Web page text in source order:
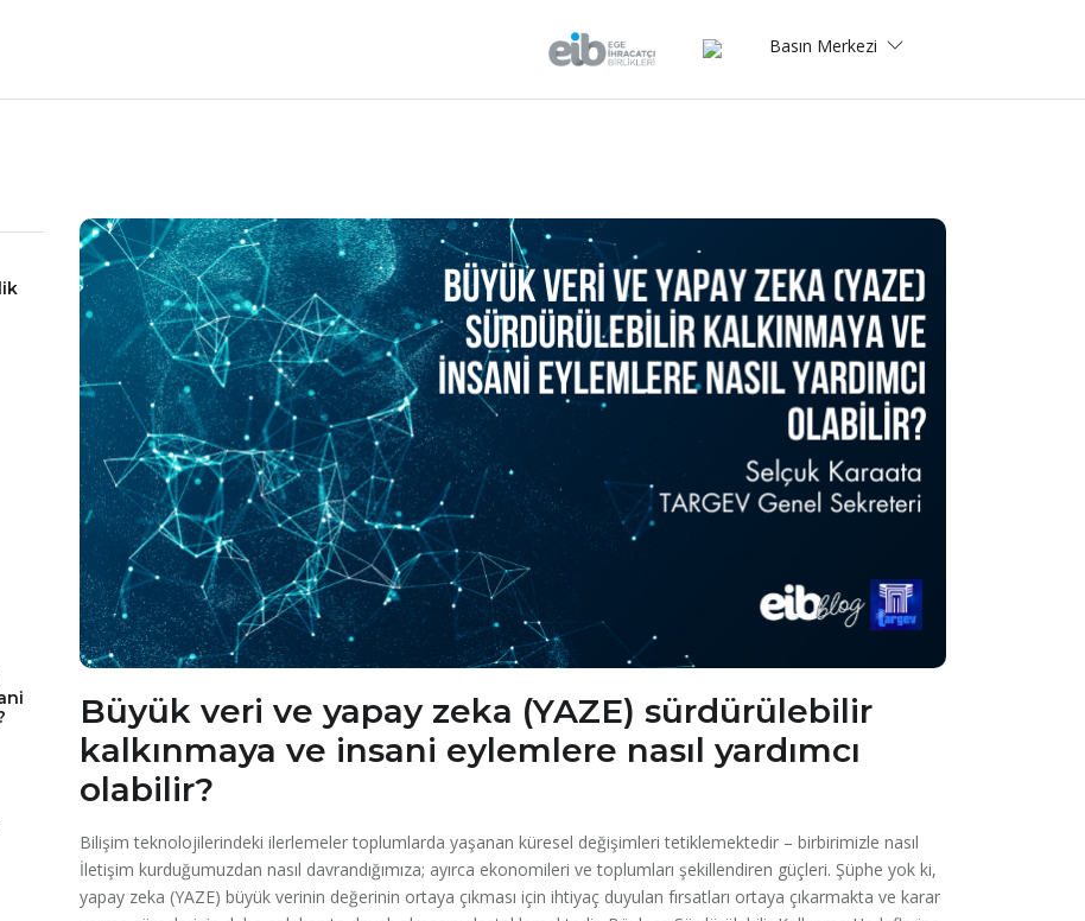
Basın Merkezi
Büyük veri ve yapay zeka (YAZE) sürdürülebilir
kalkınmaya ve insani eylemlere nasıl yardımcı
olabilir?
Bilişim teknolojilerindeki ilerlemeler toplumlarda yaşanan küresel değişimleri tetiklemektedir – birbirimizle nasıl
İletişim kurduğumuzdan nasıl davrandığımıza; ayırca ekonomileri ve toplumları şekillendiren güçleri. Şüphe yok ki,
yapay zeka (YAZE) büyük verinin değerinin ortaya çıkması için ihtiyaç duyulan fırsatları ortaya çıkarmakta ve karar